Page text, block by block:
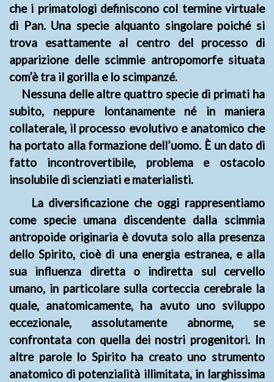
che i primatologi definiscono col termine virtuale
di Pan. Una specie alquanto singolare poiché si
trova esattamente al centro del processo di
apparizione delle scimmie antropomorfe situata
com’è tra il gorilla e lo scimpanzé.
Nessuna delle altre quattro specie di primati ha
subito, neppure lontanamente né in maniera
collaterale, il processo evolutivo e anatomico che
ha portato alla formazione dell’uomo. È un dato di
fatto incontrovertibile, problema e ostacolo
insolubile di scienziati e materialisti.
La diversificazione che oggi rappresentiamo
come specie umana discendente dalla scimmia
antropoide originaria è dovuta solo alla presenza
dello Spirito, cioè di una energia estranea, e alla
sua influenza diretta o indiretta sul cervello
umano, in particolare sulla corteccia cerebrale la
quale, anatomicamente, ha avuto uno sviluppo
eccezionale, assolutamente abnorme, se
confrontata con quella dei nostri progenitori. In
altre parole lo Spirito ha creato uno strumento
anatomico di potenzialità illimitata, in larghissima